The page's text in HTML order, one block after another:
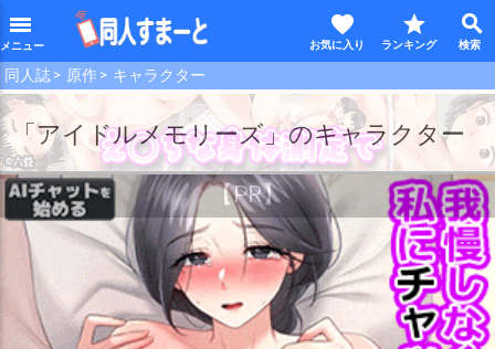
menu search
star
favorite
同人誌 原作 キャラクター
「アイドルメモリーズ」のキャラクター
【PR】